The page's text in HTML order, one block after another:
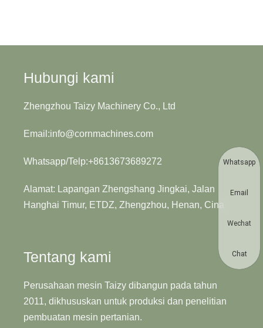
Hubungi kami
Zhengzhou Taizy Machinery Co., Ltd
Email:info@cornmachines.com
Whatsapp/Telp:+8613673689272
Alamat: Lapangan Zhengshang Jingkai, Jalan
Hanghai Timur, ETDZ, Zhengzhou, Henan, Cina
Tentang kami
Perusahaan mesin Taizy dibangun pada tahun
2011, dikhususkan untuk produksi dan penelitian
pembuatan mesin pertanian.
Whatsapp
Email
Wechat
Chat